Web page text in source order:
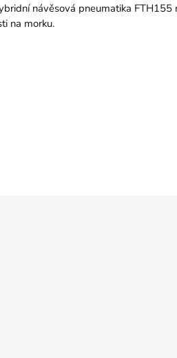
návěsová pneumatika
na morku.